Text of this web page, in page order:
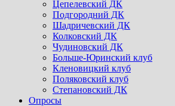
Цепелевский ДК
Подгородний ДК
Шадричевский ДК
Колковский ДК
Чудиновский ДК
Больше-Юринский клуб
Кленовицкий клуб
Поляковский клуб
Степановский ДК
Опросы